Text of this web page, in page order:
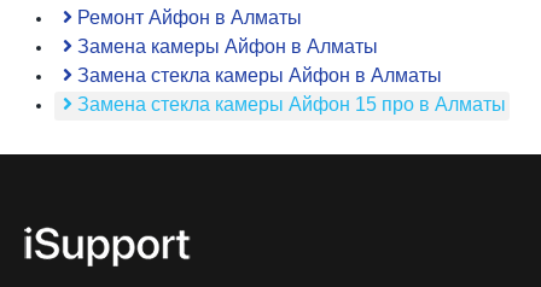
Ремонт Айфон в Алматы
Замена камеры Айфон в Алматы
Замена стекла камеры Айфон в Алматы
Замена стекла камеры Айфон 15 про в Алматы